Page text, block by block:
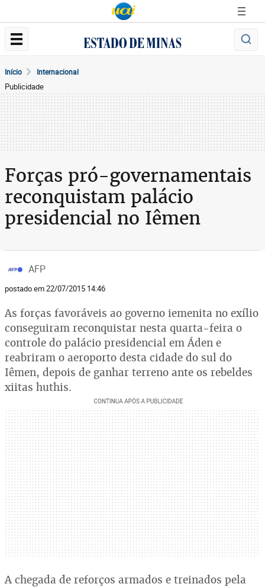
Início Internacional
Publicidade
Forças pró-governamentais
reconquistam palácio
presidencial no Iêmen
AFP
postado em 22/07/2015 14:46
As forças favoráveis ao governo iemenita no exílio
conseguiram reconquistar nesta quarta-feira o
controle do palácio presidencial em Áden e
reabriram o aeroporto desta cidade do sul do
Iêmen, depois de ganhar terreno ante os rebeldes
xiitas huthis.
A chegada de reforços armados e treinados pela